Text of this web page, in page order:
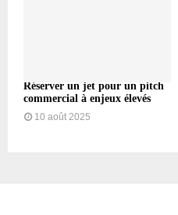
Réserver un jet pour un pitch
commercial à enjeux élevés
10 août 2025